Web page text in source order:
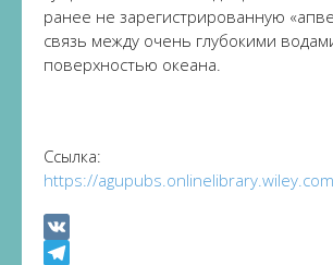
ранее не зарегистрированную
связь между очень глубокими
поверхностью океана.
Ссылка:
https://
VK